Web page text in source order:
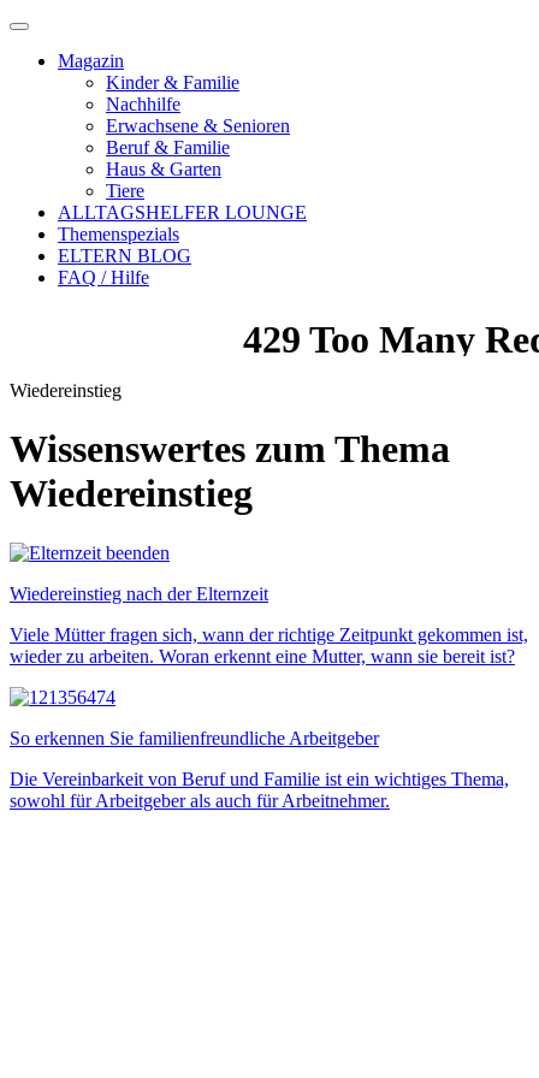
Magazin
Kinder & Familie
Nachhilfe
Erwachsene & Senioren
Beruf & Familie
Haus & Garten
Tiere
ALLTAGSHELFER LOUNGE
Themenspezials
ELTERN BLOG
FAQ / Hilfe
Wiedereinstieg
Wissenswertes zum Thema
Wiedereinstieg
Wiedereinstieg nach der Elternzeit
Viele Mütter fragen sich, wann der richtige Zeitpunkt gekommen ist,
wieder zu arbeiten. Woran erkennt eine Mutter, wann sie bereit ist?
So erkennen Sie familienfreundliche Arbeitgeber
Die Vereinbarkeit von Beruf und Familie ist ein wichtiges Thema,
sowohl für Arbeitgeber als auch für Arbeitnehmer.